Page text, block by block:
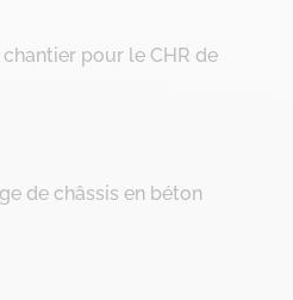
pour le CHR de
de châssis en béton